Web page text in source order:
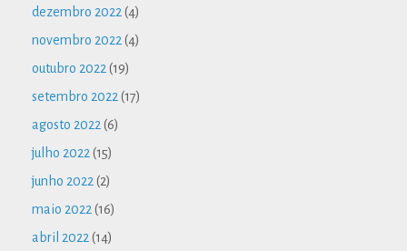
dezembro 2022 (4)
novembro 2022 (4)
outubro 2022 (19)
setembro 2022 (17)
agosto 2022 (6)
julho 2022 (15)
junho 2022 (2)
maio 2022 (16)
abril 2022 (14)